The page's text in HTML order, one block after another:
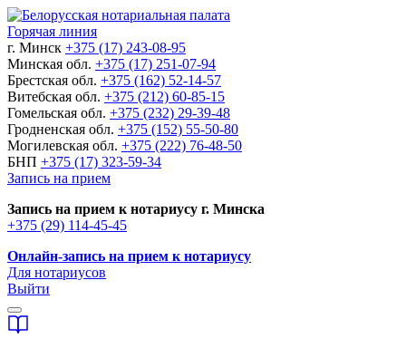
Горячая линия
г. Минск +375 (17) 243-08-95
Минская обл. +375 (17) 251-07-94
Брестская обл. +375 (162) 52-14-57
Витебская обл. +375 (212) 60-85-15
Гомельская обл. +375 (232) 29-39-48
Гродненская обл. +375 (152) 55-50-80
Могилевская обл. +375 (222) 76-48-50
БНП +375 (17) 323-59-34
Запись на прием
Запись на прием к нотариусу г. Минска
+375 (29) 114-45-45
Онлайн-запись на прием к нотариусу
Для нотариусов
Выйти